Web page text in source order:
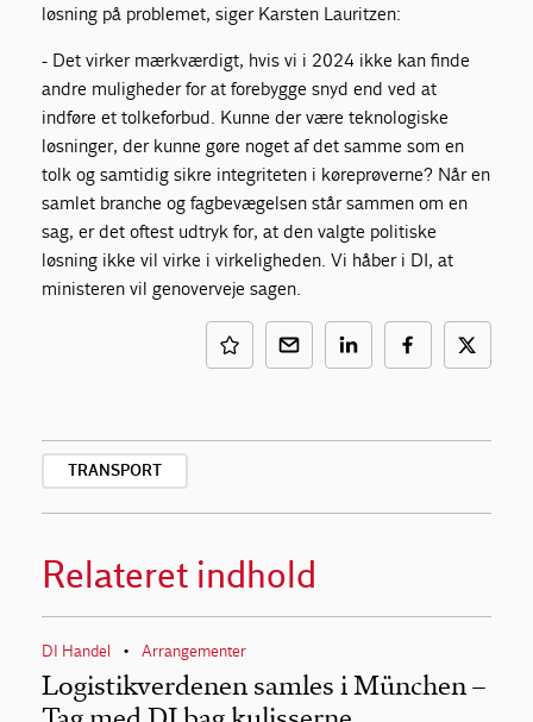
løsning på problemet, siger Karsten Lauritzen:
- Det virker mærkværdigt, hvis vi i 2024 ikke kan finde
andre muligheder for at forebygge snyd end ved at
indføre et tolkeforbud. Kunne der være teknologiske
løsninger, der kunne gøre noget af det samme som en
tolk og samtidig sikre integriteten i køreprøverne? Når en
samlet branche og fagbevægelsen står sammen om en
sag, er det oftest udtryk for, at den valgte politiske
løsning ikke vil virke i virkeligheden. Vi håber i DI, at
ministeren vil genoverveje sagen.
TRANSPORT
Relateret indhold
DI Handel • Arrangementer
Logistikverdenen samles i München –